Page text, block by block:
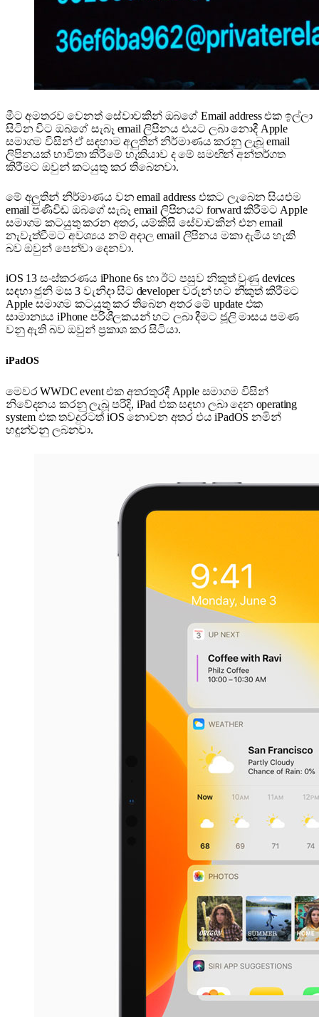
මීට අමතරව වෙනත් සේවාවකින් ඔබගේ Email address එක ඉල්ලා
සිටින විට ඔබගේ සැබෑ email ලිපිනය එයට ලබා නොදී Apple
සමාගම විසින් ඒ සඳහාම අලුතින් නිර්මාණය කරනු ලැබූ email
ලිපිනයක් භාවිතා කිරීමේ හැකියාව ද මේ සමඟින් අන්තර්ගත
කිරීමට ඔවුන් කටයුතු කර තිබෙනවා.
මේ අලුතින් නිර්මාණය වන email address එකට ලැබෙන සියළුම
email පණිවිඩ ඔබගේ සැබෑ email ලිපිනයට forward කිරීමට Apple
සමාගම කටයුතු කරන අතර, යම්කිසි සේවාවකින් එන email
නැවැත්වීමට අවශ්‍යය නම් අදාල email ලිපිනය මකා දැමිය හැකි
බව ඔවුන් පෙන්වා දෙනවා.
iOS 13 සංස්කරණය iPhone 6s හා ඊට පසුව නිකුත් වුණු devices
සඳහා ජුනි මස 3 වැනිදා සිට developer වරුන් හට නිකුත් කිරීමට
Apple සමාගම කටයුතු කර තිබෙන අතර මේ update එක
සාමාන්‍යය iPhone පරිශීලකයන් හට ලබා දීමට ජූලි මාසය පමණ
වනු ඇති බව ඔවුන් ප්‍රකාශ කර සිටියා.
iPadOS
මෙවර WWDC event එක අතරතුරදී Apple සමාගම විසින්
නිවේදනය කරනු ලැබූ පරිදි, iPad එක සඳහා ලබා දෙන operating
system එක තවදුරටත් iOS නොවන අතර එය iPadOS නමින්
හඳුන්වනු ලබනවා.